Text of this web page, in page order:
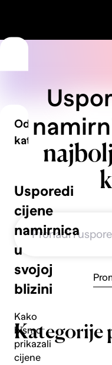
Usporedi
cijene
namirnica
u
svojoj
blizini
Kako
bismo
prikazali
cijene
Odaberi
kategoriju
Voće
Kategorije